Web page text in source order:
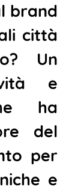
brand
città
Un
e
ha
del
per
e